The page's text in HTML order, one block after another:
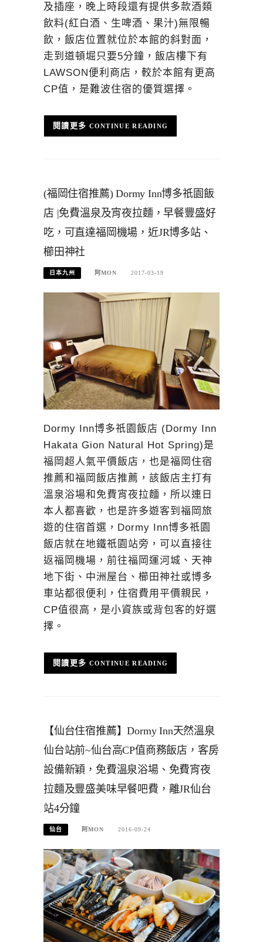
及插座，晚上時段還有提供多款酒類
飲料(紅白酒、生啤酒、果汁)無限暢
飲，飯店位置就位於本館的斜對面，
走到道頓堀只要5分鐘，飯店樓下有
LAWSON便利商店，較於本館有更高
CP值，是難波住宿的優質選擇。
CONTINUE READING
(福岡住宿推薦) Dormy Inn‎博多祇園飯
店 |免費溫泉及宵夜拉麵，早餐豐盛好
吃，可直達福岡機場，近JR博多站、
櫛田神社
日本九州 阿MON 2017-03-19
Dormy Inn‎博多祇園飯店 (Dormy Inn
Hakata Gion Natural Hot Spring)是
福岡超人氣平價飯店，也是福岡住宿
推薦和福岡飯店推薦，該飯店主打有
溫泉浴場和免費宵夜拉麵，所以連日
本人都喜歡，也是許多遊客到福岡旅
遊的住宿首選，Dormy Inn‎博多祇園
飯店就在地鐵祇園站旁，可以直接往
返福岡機場，前往福岡運河城、天神
地下街、中洲屋台、櫛田神社或博多
車站都很便利，住宿費用平價親民，
CP值很高，是小資族或背包客的好選
擇。
CONTINUE READING
【仙台住宿推薦】Dormy Inn天然溫泉
仙台站前~仙台高CP值商務飯店，客房
設備新穎，免費溫泉浴場、免費宵夜
拉麵及豐盛美味早餐吧費，離JR仙台
站4分鐘
仙台 阿MON 2016-09-24